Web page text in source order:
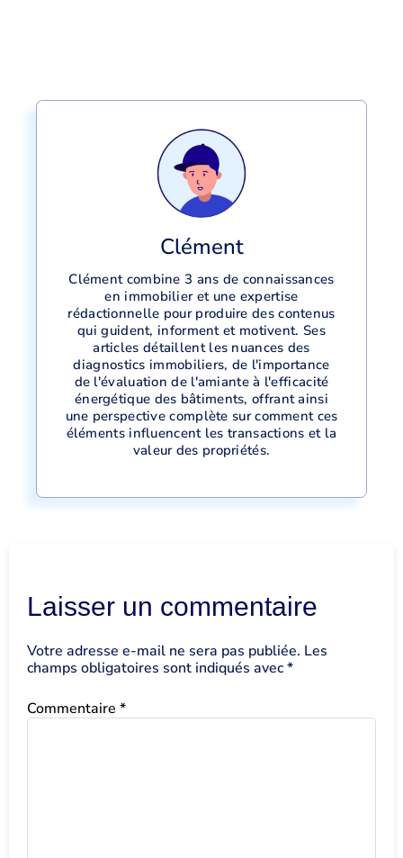
Clément
Clément combine 3 ans de connaissances
en immobilier et une expertise
rédactionnelle pour produire des contenus
qui guident, informent et motivent. Ses
articles détaillent les nuances des
diagnostics immobiliers, de l'importance
de l'évaluation de l'amiante à l'efficacité
énergétique des bâtiments, offrant ainsi
une perspective complète sur comment ces
éléments influencent les transactions et la
valeur des propriétés.
Laisser un commentaire
Votre adresse e-mail ne sera pas publiée. Les
champs obligatoires sont indiqués avec*
Commentaire *